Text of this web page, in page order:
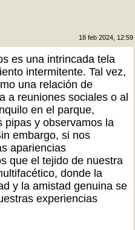
18 feb 2024, 12:59
es una intrincada tela
intermitente. Tal vez,
una relación de
a reuniones sociales o al
en el parque,
pipas y observamos la
embargo, si nos
apariencias
que el tejido de nuestra
donde la
y la amistad genuina se
experiencias